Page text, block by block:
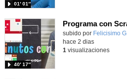
01′ 01″
Contenido educativo.
subido por Felicisimo G.
40′ 17″
hace 2 dias
1 visualizaciones